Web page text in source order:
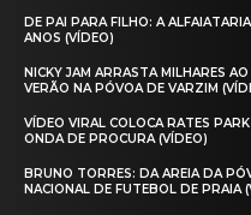
DE PAI PARA FILHO: A
ANOS (VÍDEO)
NICKY JAM ARRASTA MILHARES
VERÃO NA PÓVOA DE VARZIM
VÍDEO VIRAL COLOCA RATES
ONDA DE PROCURA (VÍDEO)
BRUNO TORRES: DA AREIA DA
NACIONAL DE FUTEBOL DE PRAIA